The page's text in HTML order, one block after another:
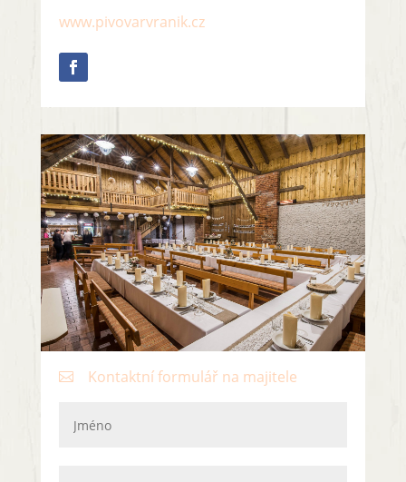
www.pivovarvranik.cz
 Kontaktní formulář na majitele